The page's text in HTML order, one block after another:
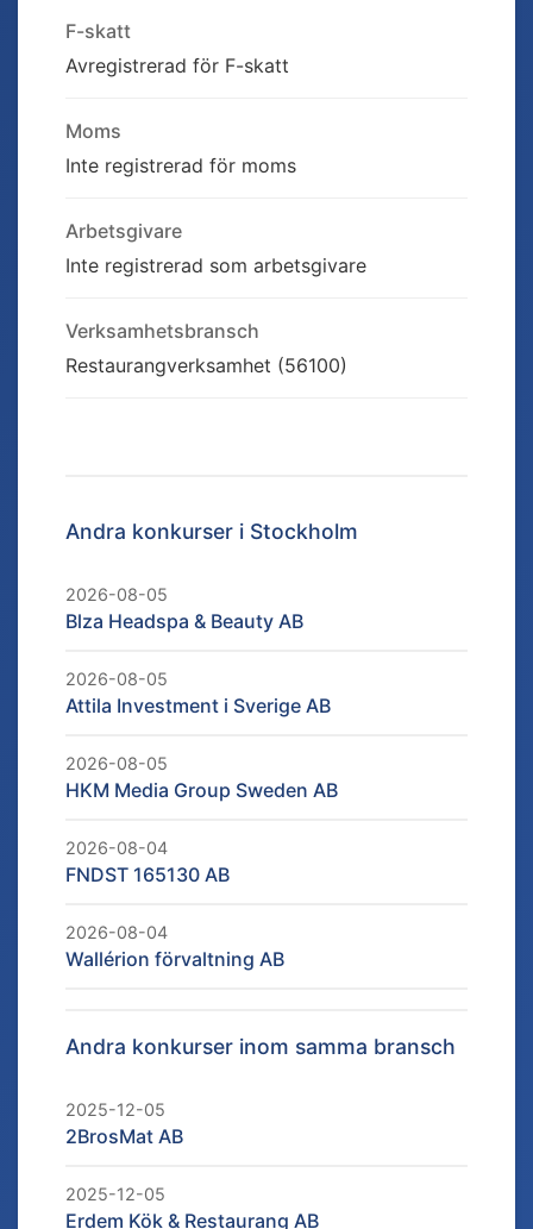
F-skatt
Avregistrerad för F-skatt
Moms
Inte registrerad för moms
Arbetsgivare
Inte registrerad som arbetsgivare
Verksamhetsbransch
Restaurangverksamhet (56100)
Andra konkurser i Stockholm
2026-08-05
Blza Headspa & Beauty AB
2026-08-05
Attila Investment i Sverige AB
2026-08-05
HKM Media Group Sweden AB
2026-08-04
FNDST 165130 AB
2026-08-04
Wallérion förvaltning AB
Andra konkurser inom samma bransch
2025-12-05
2BrosMat AB
2025-12-05
Erdem Kök & Restaurang AB